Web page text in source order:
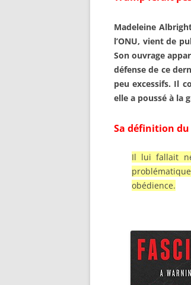
Madeleine
l’ONU, vient de
Son ouvrage
défense de ce
peu excessifs. Il
elle a poussé à la
Sa définition
Il lui fallait
obédience.